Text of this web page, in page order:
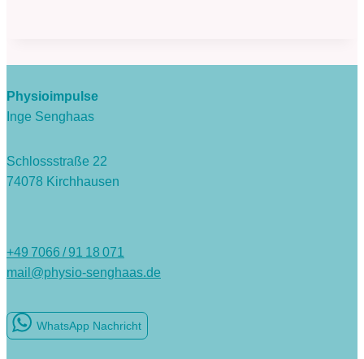
Physioimpulse
Inge Senghaas
Schlossstraße 22
74078 Kirchhausen
+49 7066 / 91 18 071
mail@physio-senghaas.de
WhatsApp Nachricht